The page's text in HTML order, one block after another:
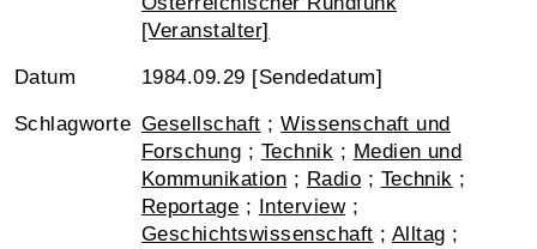
[Veranstalter]
Datum 1984.09.29 [Sendedatum]
Schlagworte Gesellschaft ;Wissenschaft und
Forschung ; Technik ; Medien und
Kommunikation ; Radio ; Technik ;
Reportage ; Interview;
Geschichtswissenschaft ;Alltag ;